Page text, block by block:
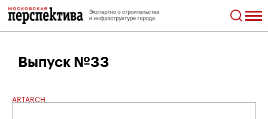
Выпуск №33
ARTARCH